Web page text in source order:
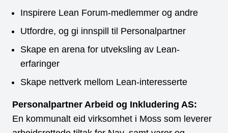
Inspirere Lean Forum-medlemmer og andre
Utfordre, og gi innspill til Personalpartner
Skape en arena for utveksling av Lean-
erfaringer
Skape nettverk mellom Lean-interesserte
Personalpartner Arbeid og Inkludering AS:
En kommunalt eid virksomhet i Moss som leverer